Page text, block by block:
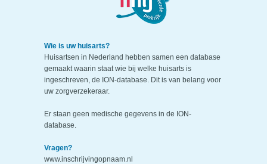
Wie is uw huisarts?
Huisartsen in Nederland hebben samen een database
gemaakt waarin staat wie bij welke huisarts is
ingeschreven, de ION-database. Dit is van belang voor
uw zorgverzekeraar.
Er staan geen medische gegevens in de ION-
database.
Vragen?
www.inschrijvingopnaam.nl